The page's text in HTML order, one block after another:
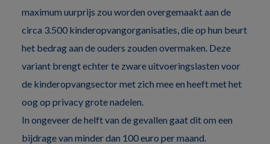
maximum uurprijs zou worden overgemaakt aan de
circa 3.500 kinderopvangorganisaties, die op hun beurt
het bedrag aan de ouders zouden overmaken. Deze
variant brengt echter te zware uitvoeringslasten voor
de kinderopvangsector met zich mee en heeft met het
oog op privacy grote nadelen.
In ongeveer de helft van de gevallen gaat dit om een
bijdrage van minder dan 100 euro per maand.